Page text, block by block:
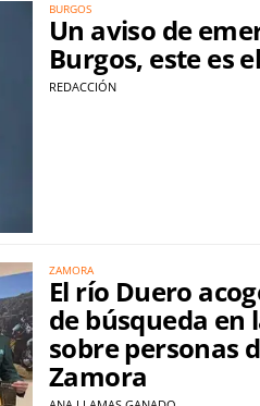
BURGOS
Un aviso de
Burgos, este es
REDACCIÓN
ZAMORA
El río Duero
de búsqueda en
sobre personas
Zamora